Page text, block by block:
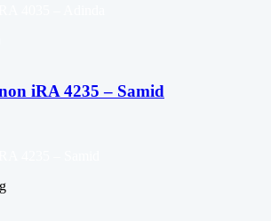
iRA 4235 – Samid